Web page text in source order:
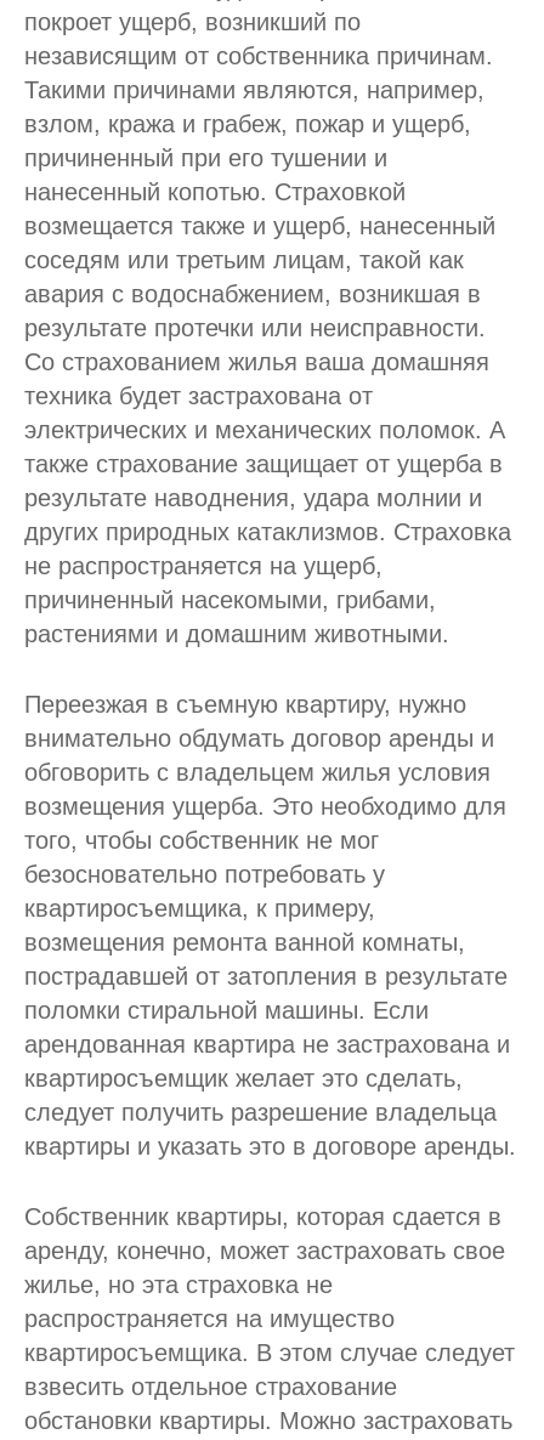
покроет ущерб, возникший по
независящим от собственника причинам.
Такими причинами являются, например,
взлом, кража и грабеж, пожар и ущерб,
причиненный при его тушении и
нанесенный копотью. Страховкой
возмещается также и ущерб, нанесенный
соседям или третьим лицам, такой как
авария с водоснабжением, возникшая в
результате протечки или неисправности.
Со страхованием жилья ваша домашняя
техника будет застрахована от
электрических и механических поломок. А
также страхование защищает от ущерба в
результате наводнения, удара молнии и
других природных катаклизмов. Страховка
не распространяется на ущерб,
причиненный насекомыми, грибами,
растениями и домашним животными.
Переезжая в съемную квартиру, нужно
внимательно обдумать договор аренды и
обговорить с владельцем жилья условия
возмещения ущерба. Это необходимо для
того, чтобы собственник не мог
безосновательно потребовать у
квартиросъемщика, к примеру,
возмещения ремонта ванной комнаты,
пострадавшей от затопления в результате
поломки стиральной машины. Если
арендованная квартира не застрахована и
квартиросъемщик желает это сделать,
следует получить разрешение владельца
квартиры и указать это в договоре аренды.
Собственник квартиры, которая сдается в
аренду, конечно, может застраховать свое
жилье, но эта страховка не
распространяется на имущество
квартиросъемщика. В этом случае следует
взвесить отдельное страхование
обстановки квартиры. Можно застраховать